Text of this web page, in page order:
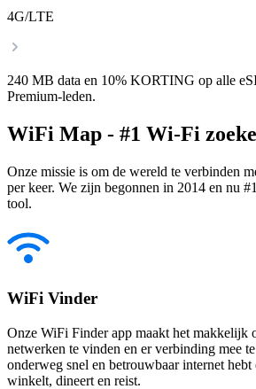
4G/LTE
240 MB data en 10% KORTING op alle
Premium-leden.
WiFi Map - #1 Wi-Fi
Onze missie is om de wereld te verbinden
per keer. We zijn begonnen in 2014 en nu
tool.
WiFi Vinder
Onze WiFi Finder app maakt het makkelijk
netwerken te vinden en er verbinding mee
onderweg snel en betrouwbaar internet hebt
winkelt, dineert en reist.